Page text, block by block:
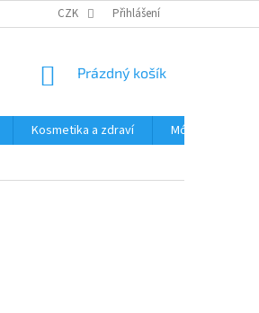
ÚDAJŮ ČASTÉ DOTAZY A
CZK Přihlášení
NÁKUPNÍ
Prázdný košík
Kosmetika a zdraví Móda